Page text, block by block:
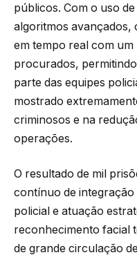
públicos. Com o uso
algoritmos avançados,
em tempo real com um
procurados,
parte das equipes
mostrado
criminosos e na
operações.
O resultado de mil
contínuo de
policial e atuação
reconhecimento facial
de grande circulação